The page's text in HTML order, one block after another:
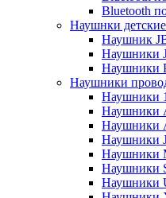
Bluetooth
Наушнки детские
Наушник
Наушники
Наушники
Наушники
Наушники
Наушники
Наушники
Наушники
Наушники
Наушники
Наушники